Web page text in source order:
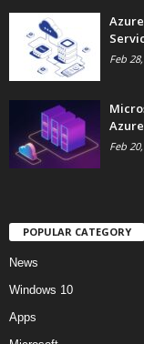
Feb
Feb
POPULAR CATEGORY
News
Windows 10
Apps